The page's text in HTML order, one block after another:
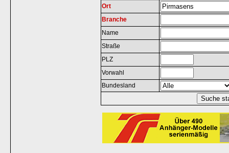
Ort
Branche
Name
Straße
PLZ
Vorwahl
Bundesland